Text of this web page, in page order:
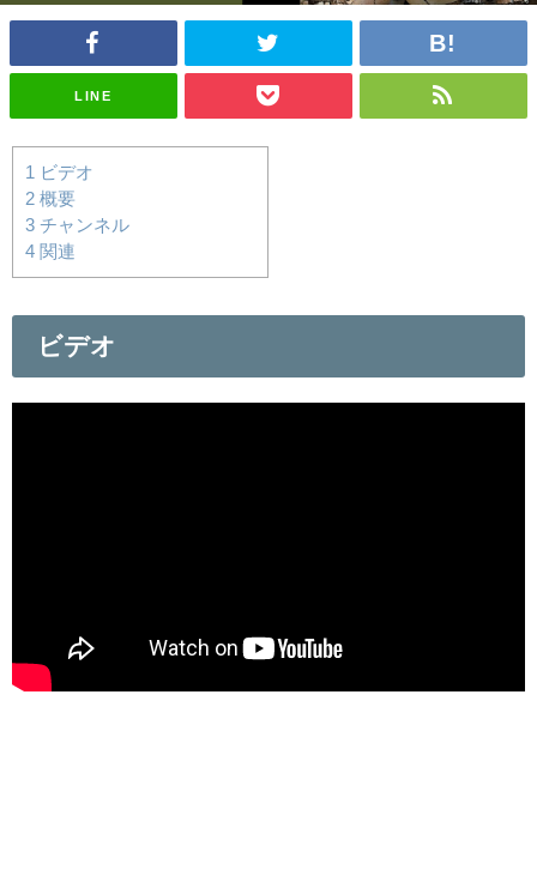
LINE
1
ビデオ
2 概要
3 チャンネル
4 関連
ビデオ